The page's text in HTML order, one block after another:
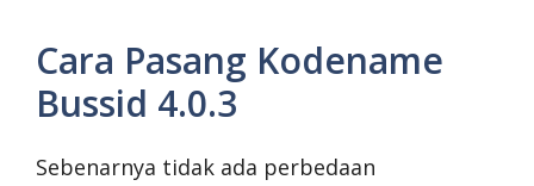
Cara Pasang Kodename
Bussid 4.0.3
Sebenarnya tidak ada perbedaan